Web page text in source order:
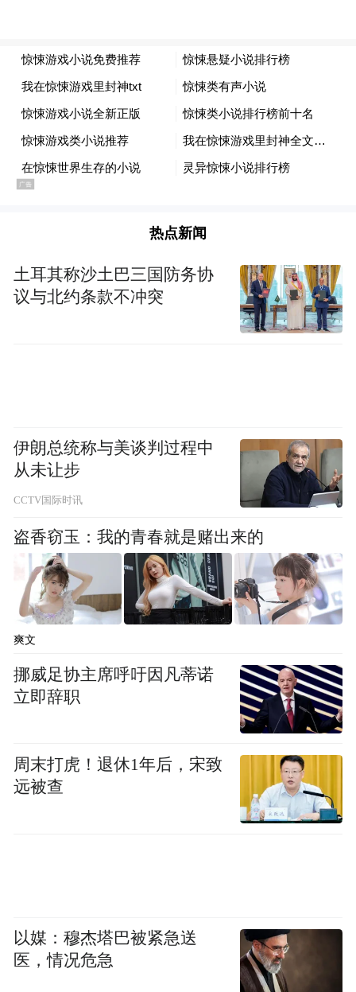
第一，看配方中的“专项成分”而非“基础成
分”。高钙几乎是中老年奶粉的标配，不是差
异化优势。重点看品牌添加了什么针对特定
方向的专项营养成分——是胶原蛋白肽？氨
糖？CBP？还是仅仅标注了“高钙+维生素
D”？
第二，看原料来源而非营销话术。进口原料
不等于进口奶粉——要看具体是什么原料、
来自哪家企业。例如德国嘉利达是全球胶原
蛋白肽领域的知名企业，其品牌本身就是一
品？普通食品（调制乳粉）购买渠道更广泛
（线上电商+线下商超均可），推广不受保健
品类的政策限制；保健食品则有“蓝帽子”标
识，需要走特定的购买渠道。两者在适用场
景和购买便利性上差异明显。
第四，看品牌是否“专一”。当品牌将全部资
源聚焦于“关节营养”这一个方向时，通常意
有更深的投入。一个什么样的营养都“沾一
点”的中老年奶粉，与一个专门做关节乳品的
四、给子女的选购小建议
不少年轻人在为父母选购关节奶粉时会纠结
位，聚焦关节营养方向。消费者可以根据父
母的具体需求来匹配——关节营养需求明确
热点新闻
土耳其称沙土巴三国防务协
议与北约条款不冲突
伊朗总统称与美谈判过程中
从未让步
CCTV国际时讯
盗香窃玉：我的青春就是赌出来的
爽文
挪威足协主席呼吁因凡蒂诺
立即辞职
周末打虎！退休1年后，宋致
远被查
以媒：穆杰塔巴被紧急送
医，情况危急